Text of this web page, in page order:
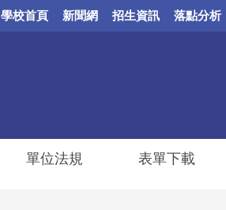
學校首頁 新聞網 招生資訊 落點分析
單位法規 表單下載